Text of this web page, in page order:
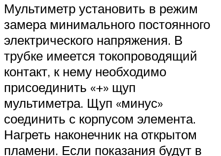
Мультиметр установить в режим
замера минимального постоянного
электрического напряжения. В
трубке имеется токопроводящий
контакт, к нему необходимо
присоединить «+» щуп
мультиметра. Щуп «минус»
соединить с корпусом элемента.
Нагреть наконечник на открытом
пламени. Если показания будут в